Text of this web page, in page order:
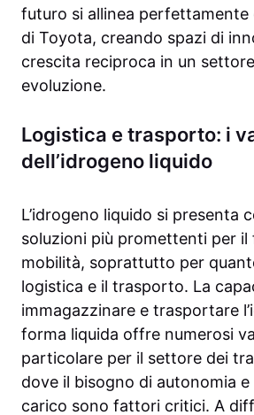
futuro si allinea perfettamente
di Toyota, creando spazi di
crescita reciproca in un
evoluzione.
Logistica e trasporto: i
dell’idrogeno liquido
L’idrogeno liquido si presenta
soluzioni più promettenti per il
mobilità, soprattutto per
logistica e il trasporto. La
immagazzinare e trasportare
forma liquida offre numerosi
particolare per il settore dei
dove il bisogno di autonomia
carico sono fattori critici. A